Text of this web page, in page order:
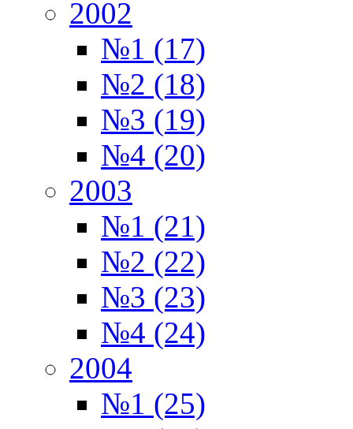
2002
№1 (17)
№2 (18)
№3 (19)
№4 (20)
2003
№1 (21)
№2 (22)
№3 (23)
№4 (24)
2004
№1 (25)